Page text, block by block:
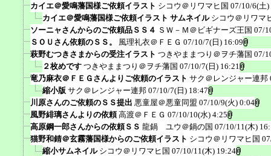
カイエ＠愛鳴藩国様ご依頼イラスト シコウ＠リワマヒ国 07/10/6(土)
カイエ＠愛鳴藩国様ご依頼イラスト サムネイル シコウ＠リワマ
ソーニャさんからのご依頼品ＳＳ４ ＳＷ－Ｍ＠ビギナーズ王国 07/
ＳＯＵさん依頼のＳＳ。
風理礼衣＠ＦＥＧ 07/10/7(日) 16:09
萩野むつきさまからの受注イラスト つきやままつり＠ヲチ藩国 07/
２枚めです つきやままつり＠ヲチ藩国 07/10/7(日) 16:21
竜乃麻衣＠ＦＥＧさんよりご依頼のイラスト サク＠レンジャー連邦
縮小版 サク＠レンジャー連邦 07/10/7(日) 18:47
川原さんのご依頼のＳＳ提出 悪童屋＠悪童同盟 07/10/9(火) 0:04
風野緋璃さんよりの依頼 高渡＠ＦＥＧ 07/10/10(水) 4:25
高原鋼一郎さんからの依頼ＳＳ 龍鍋 ユウ＠鍋の国 07/10/11(木)
猫野和錆＠玄霧藩国様からのご依頼イラスト シコウ＠リワマヒ国
縮小サムネイル シコウ＠リワマヒ国 07/10/11(木) 19:24